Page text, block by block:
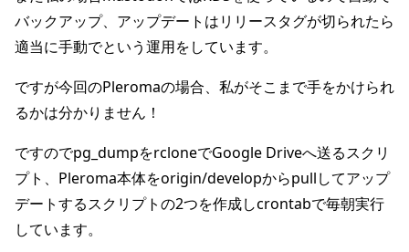
バックアップ、アップデートはリリースタグが切られたら
適当に手動でという運用をしています。
ですが今回のPleromaの場合、私がそこまで手をかけられ
るかは分かりません！
ですのでpg_dumpをrcloneでGoogle Driveへ送るスクリ
プト、Pleroma本体をorigin/developからpullしてアップ
デートするスクリプトの2つを作成しcrontabで毎朝実行
しています。